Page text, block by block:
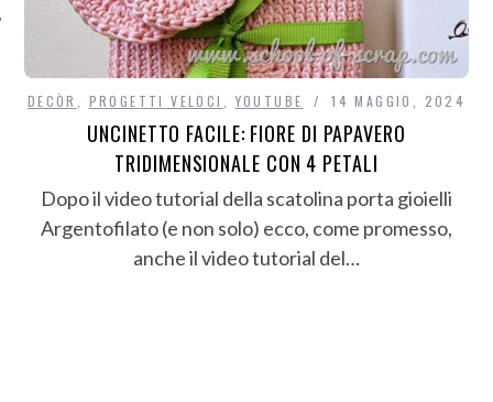
DECÒR , PROGETTI VELOCI , YOUTUBE 14 MAGGIO, 2024
UNCINETTO FACILE: FIORE DI PAPAVERO
TRIDIMENSIONALE CON 4 PETALI
Dopo il video tutorial della scatolina porta gioielli
Argentofilato (e non solo) ecco, come promesso,
anche il video tutorial del…